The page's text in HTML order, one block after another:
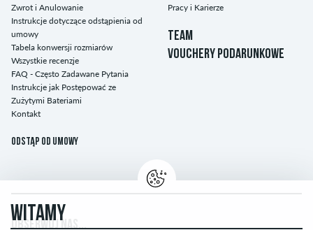
Zwrot i Anulowanie
Instrukcje dotyczące odstąpienia od
umowy
Tabela konwersji rozmiarów
Wszystkie recenzje
FAQ - Często Zadawane Pytania
Instrukcje jak Postępować ze
Zużytymi Bateriami
Kontakt
Odstąp od umowy
Pracy i Karierze
TEAM
VOUCHERY PODARUNKOWE
OBSERWUJ NAS...
WITAMY